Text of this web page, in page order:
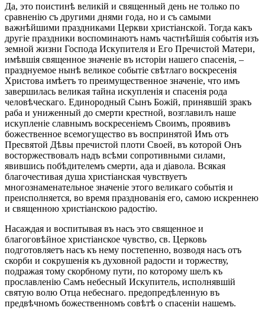
Да, это поистинѣ великій и священный день не только по
сравненію съ другими днями года, но и съ самыми
важнѣйшими праздниками Церкви христіанской. Тогда какъ
другіе праздники воспоминаютъ намъ частнѣйшія событія изъ
земной жизни Господа Искупителя и Его Пречистой Матери,
имѣвшія священное значеніе въ исторіи нашего спасенія, –
празднуемое нынѣ великое событіе свѣтлаго воскресенія
Христова имѣетъ то преимущественное значеніе, что имъ
завершилась великая тайна искупленія и спасенія рода
человѣческаго. Единородный Сынъ Божій, принявшій зракъ
раба и униженный до смерти крестной, возглавилъ наше
искупленіе славнымъ воскресеніемъ Своимъ, проявивъ
божественное всемогущество въ воспринятой Имъ отъ
Пресвятой Дѣвы пречистой плоти Своей, въ которой Онъ
восторжествовалъ надъ всѣми сопротивными силами,
явившись побѣдителемъ смерти, ада и діавола. Всякая
благочестивая душа христіанская чувствуетъ
многознаменательное значеніе этого великаго событія и
преисполняется, во время празднованія его, самою искреннею
и священною христіанскою радостію.
Насаждая и воспитывая въ насъ это священное и
благоговѣйное христіанское чувство, св. Церковь
подготовляетъ насъ къ нему постепенно, возводя насъ отъ
скорби и сокрушенія къ духовной радости и торжеству,
подражая тому скорбному пути, по которому шелъ къ
прославленію Самъ небесный Искупитель, исполнявшій
святую волю Отца небеснаго. предопредѣленную въ
предвѣчномъ божественномъ совѣтѣ о спасеніи нашемъ.